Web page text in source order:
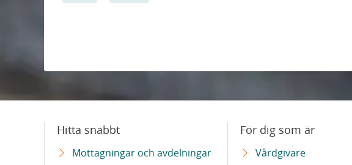
Hitta snabbt
Mottagningar och avdelningar
För dig som är
Vårdgivare